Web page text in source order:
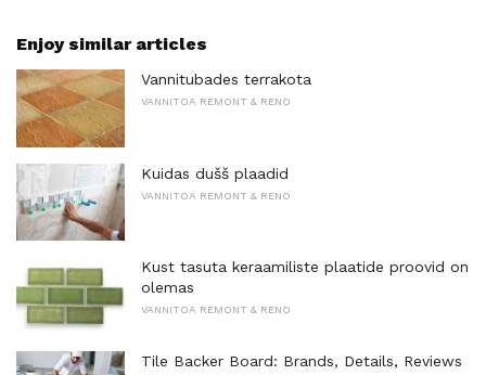
Enjoy similar articles
Vannitubades terrakota
VANNITOA REMONT & RENO
Kuidas dušš plaadid
VANNITOA REMONT & RENO
Kust tasuta keraamiliste plaatide proovid on
olemas
VANNITOA REMONT & RENO
Tile Backer Board: Brands, Details, Reviews